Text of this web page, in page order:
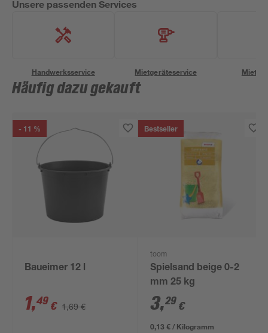
Unsere passenden Services
Handwerksservice Mietgeräteservice
Häufig dazu gekauft
- 11 %
Baueimer 12 l
1,49 € 1,69 €
Bestseller
toom
Spielsand beige 0-2
mm 25 kg
3,29 €
0,13 € / Kilogramm